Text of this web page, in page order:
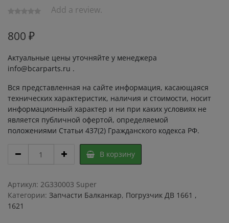
Add a review.
800 ₽
Актуальные цены уточняйте у менеджера
info@bcarparts.ru .
Вся представленная на сайте информация, касающаяся
технических характеристик, наличия и стоимости, носит
информационный характер и ни при каких условиях не
является публичной офертой, определяемой
положениями Статьи 437(2) Гражданского кодекса РФ.
РЕМКОМПЛЕКТ
4398
/
набор
В корзину
Артикул: 2G330003 Super
Категории: Запчасти Балканкар, Погрузчик ДВ 1661 ,
1621